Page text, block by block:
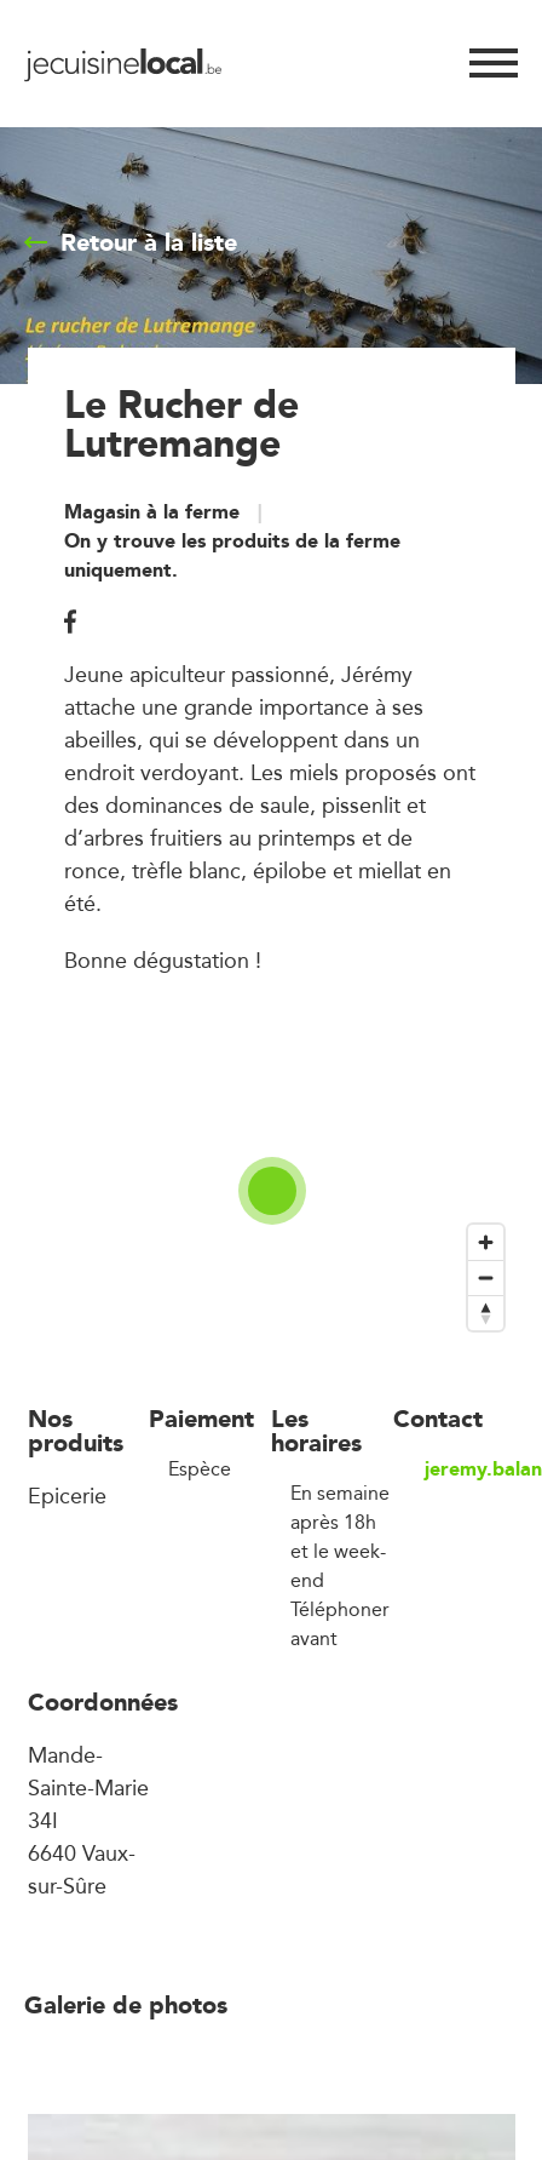
Retour à la liste
Le Rucher de
Lutremange
Magasin à la ferme
On y trouve les produits de la ferme
uniquement.
Jeune apiculteur passionné, Jérémy
attache une grande importance à ses
abeilles, qui se développent dans un
endroit verdoyant. Les miels proposés ont
des dominances de saule, pissenlit et
d’arbres fruitiers au printemps et de
ronce, trèfle blanc, épilobe et miellat en
été.
Bonne dégustation !
Nos
produits
Epicerie
Paiement
Espèce
Les
horaires
En semaine
après 18h
et le week-
end
Téléphoner
avant
Contact
Coordonnées
Mande-
Sainte-Marie
34I
6640 Vaux-
sur-Sûre
Galerie de photos